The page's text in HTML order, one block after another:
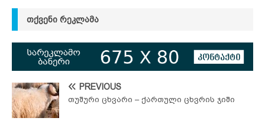
ᲗᲥᲕᲔᲜᲘ ᲠᲔᲙᲚᲐᲛᲐ
PREVIOUS
თუშური ცხვარი – ქართული ცხვრის ჯიში